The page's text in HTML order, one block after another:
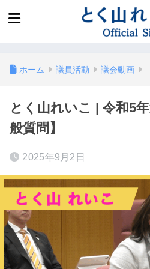
ホーム 議員活動 議会動画
とく山れいこ | 令和5
般質問】
2025年9月2日